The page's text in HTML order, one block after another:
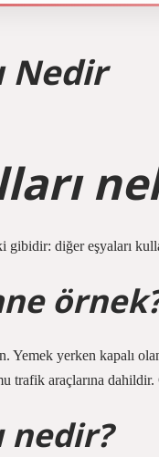
Nedir
gibidir: diğer eşyaları
Yemek yerken kapalı
trafik araçlarına
nedir?